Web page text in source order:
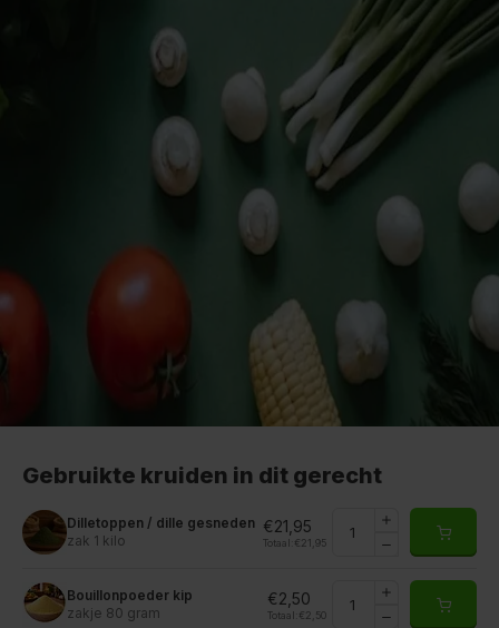
Gebruikte kruiden in dit gerecht
Dilletoppen / dille gesneden
zak 1 kilo
€21,95
Totaal: €21,95
Bouillonpoeder kip
zakje 80 gram
€2,50
Totaal: €2,50